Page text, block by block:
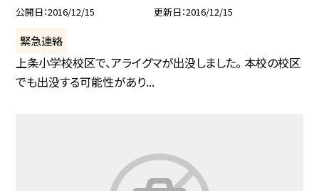
公開日 2016/12/15 更新日 2016/12/15
緊急連絡
上条小学校校区で、アライグマが出没しました。 本校の校区
でも出没する可能性があり...